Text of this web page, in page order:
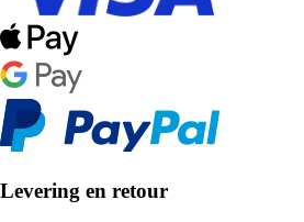
Levering en retour